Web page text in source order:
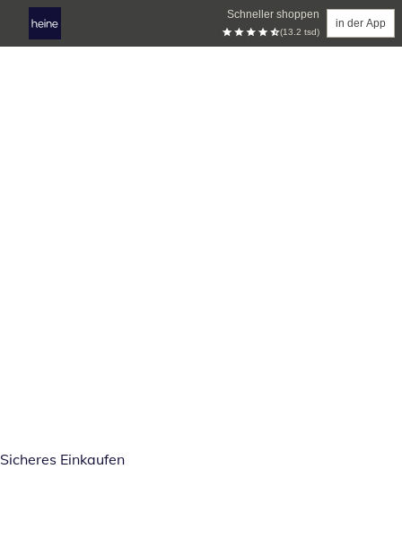
Schneller shoppen
(13.2 tsd)
in der App
Sicheres Einkaufen